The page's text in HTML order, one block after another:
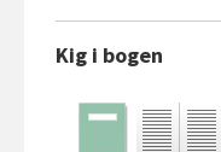
Kig i bogen